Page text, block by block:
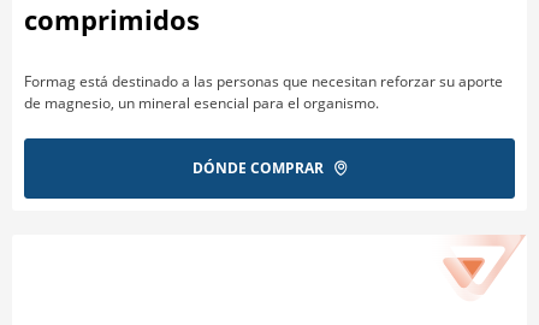
comprimidos
Formag está destinado a las personas que necesitan reforzar su aporte
de magnesio, un mineral esencial para el organismo.
DÓNDE COMPRAR